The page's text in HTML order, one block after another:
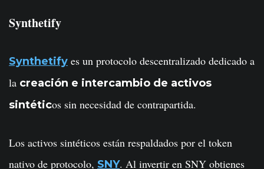
Synthetify
Synthetify es un protocolo descentralizado dedicado a
la creación e intercambio de activos
sintéticos sin necesidad de contrapartida.
Los activos sintéticos están respaldados por el token
nativo de protocolo, SNY. Al invertir en SNY obtienes